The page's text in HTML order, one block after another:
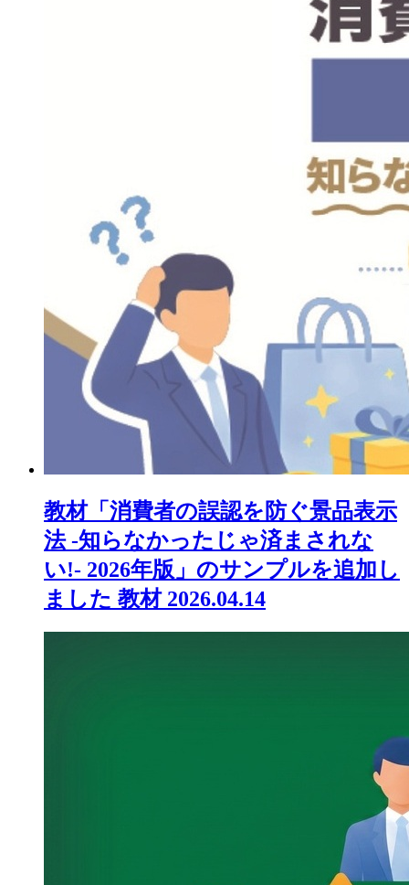
教材「消費者の誤認を防ぐ景品表示
法 -知らなかったじゃ済まされな
い!- 2026年版」のサンプルを追加し
ました 教材 2026.04.14